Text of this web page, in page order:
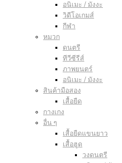
อนิเมะ / มังงะ
วิดีโอเกมส์
กีฬา
หมวก
ดนตรี
ทีวีซีรีส์
ภาพยนตร์
อนิเมะ / มังงะ
สินค้ามือสอง
เสื้อยืด
กางเกง
อื่น ๆ
เสื้อยืดแขนยาว
เสื้อฮูด
วงดนตรี